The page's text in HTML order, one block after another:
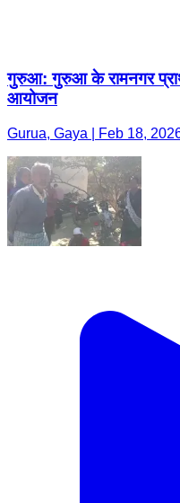
गुरुआ: गुरुआ के रामनगर
आयोजन
Gurua, Gaya | Feb 18,